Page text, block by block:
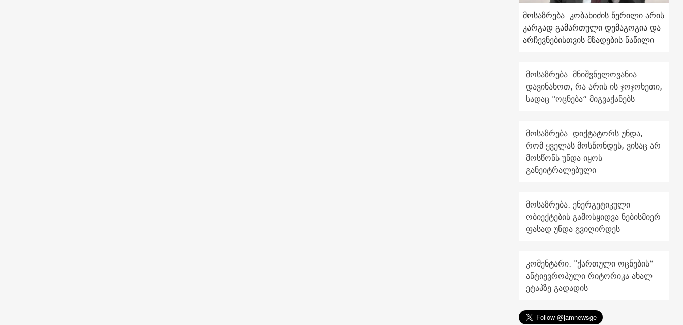
მოსაზრება: კობახიძის წერილი არის
კარგად გამართული დემაგოგია და
არჩევნებისთვის მზადების ნაწილი
მოსაზრება: მნიშვნელოვანია
დავინახოთ, რა არის ის ჯოჯოხეთი,
სადაც "ოცნება“ მიგვაქანებს
მოსაზრება: დიქტატორს უნდა,
რომ ყველას მოსწონდეს, ვისაც არ
მოსწონს უნდა იყოს
განეიტრალებული
მოსაზრება: ენერგეტიკული
ობიექტების გამოსყიდვა ნებისმიერ
ფასად უნდა გვიღირდეს
კომენტარი: "ქართული ოცნების“
ანტიევროპული რიტორიკა ახალ
ეტაპზე გადადის